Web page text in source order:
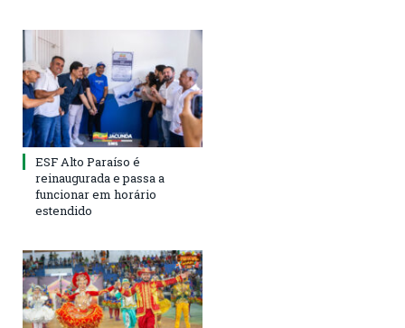
ESF Alto Paraíso é
reinaugurada e passa a
funcionar em horário
estendido